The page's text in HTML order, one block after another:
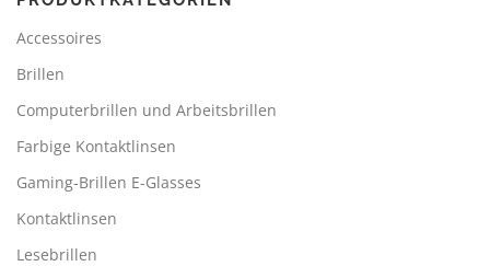
Accessoires
Brillen
Computerbrillen und Arbeitsbrillen
Farbige Kontaktlinsen
Gaming-Brillen E-Glasses
Kontaktlinsen
Lesebrillen